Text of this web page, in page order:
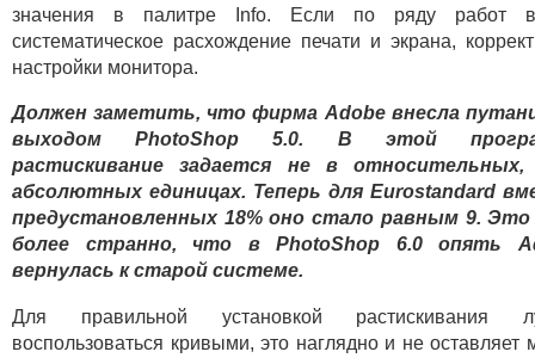
значения в палитре Info. Если по ряду работ
систематическое расхождение печати и экрана,
настройки монитора.
Должен заметить, что фирма Adobe внесла
выходом PhotoShop 5.0. В этой
растискивание задается не в
абсолютных единицах. Теперь для Eurostandard
предустановленных 18% оно стало равным 9.
более странно, что в PhotoShop 6.0 опять
вернулась к старой системе.
Для правильной установкой растискивания
воспользоваться кривыми, это наглядно и не оставляет